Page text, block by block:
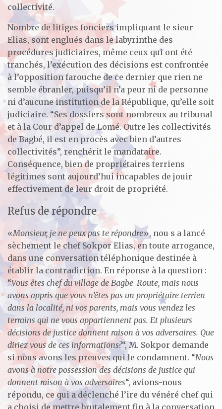
collectivité.
Nombre de litiges fonciers impliquant le sieur
Elias, sont englués dans le labyrinthe des
procédures judiciaires, même ceux qui ont été
tranchés, l’exécution des décisions est confrontée
à l’opposition farouche de ce dernier que rien ne
semble ébranler, puisqu’il n’a peur ni de personne
ni d’aucune institution de la République, qu’elle soit
judiciaire. “Ses dossiers sont nombreux au tribunal
et à la Cour d’appel de Lomé. Outre les collectivités
de Bagbé, il est en procès avec bien d’autres
collectivités”, renchérit le mandataire.
Conséquence, bien de propriétaires terriens
légitimes sont aujourd’hui incapables de jouir
effectivement de leur droit de propriété.
Refus de répondre
«Monsieur, je ne peux pas te répondre», nou s a lancé
sèchement le chef Sokpor Elias, en toute arrogance,
dans une conversation téléphonique destinée à
établir la contradiction. En réponse à la question :
“Vous êtes chef du village de Bagbe-Route, mais nous
avons appris que vous n’êtes pas un propriétaire terrien
dans la localité, ni vos parents, mais vous vendez les
terrains qui ne vous appartiennent pas. Et plusieurs
décisions de justice donnent raison à vos adversaires. Que
diriez vous de ces informations?“, M. Sokpor demande
si nous avons les preuves qui le condamnent. “Nous
avons à notre possession des décisions de justice qui
donnent raison à vos adversaires“, avions-nous
répondu, ce qui a déclenché l’ire du vénéré chef qui
a choisi de mettre brutalement fin à la conversation